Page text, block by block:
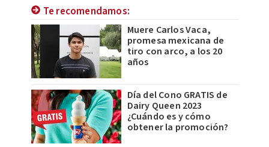
Te recomendamos:
Muere Carlos Vaca,
promesa mexicana de
tiro con arco, a los 20
años
Día del Cono GRATIS de
Dairy Queen 2023
¿Cuándo es y cómo
obtener la promoción?